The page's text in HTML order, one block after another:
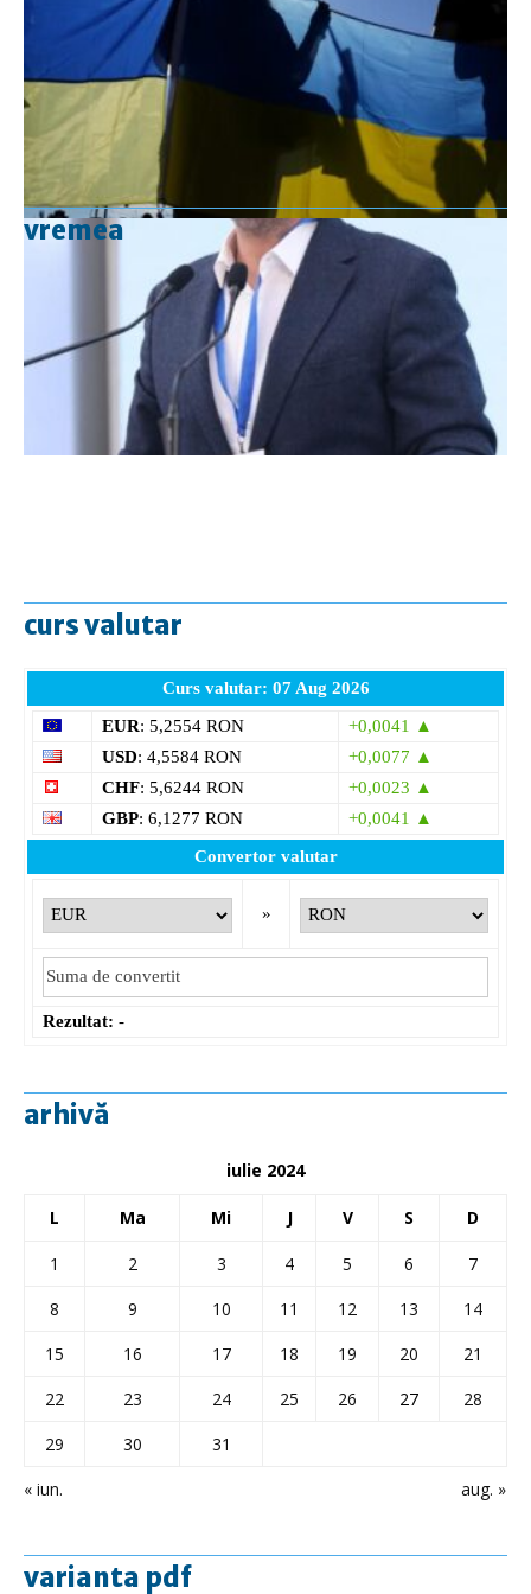
vremea
curs valutar
Curs valutar: 07 Aug 2026
EUR: 5,2554 RON
+0,0041 ▲
USD: 4,5584 RON
+0,0077 ▲
CHF: 5,6244 RON
+0,0023 ▲
GBP: 6,1277 RON
+0,0041 ▲
Convertor valutar
»
Rezultat: -
arhivă
iulie 2024
L Ma Mi J V S D
« iun. aug. »
1 2 3 4 5 6
7
8
9 10 11 12 13
14
15
16 17 18 19 20
21
22
23 24 25 26 27
28
29
30 31
varianta pdf